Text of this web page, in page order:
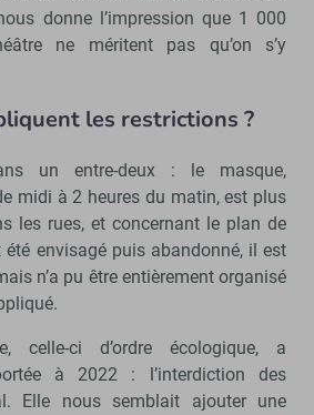
donne l’impression que 1 000
ne méritent pas qu’on s’y
les restrictions ?
un entre-deux : le masque,
midi à 2 heures du matin, est plus
les rues, et concernant le plan de
envisagé puis abandonné, il est
n’a pu être entièrement organisé
celle-ci d’ordre écologique, a
à 2022 : l’interdiction des
Elle nous semblait ajouter une